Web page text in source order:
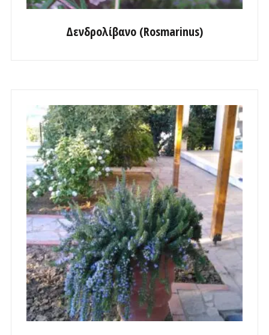
Δενδρολίβανο (Rosmarinus)